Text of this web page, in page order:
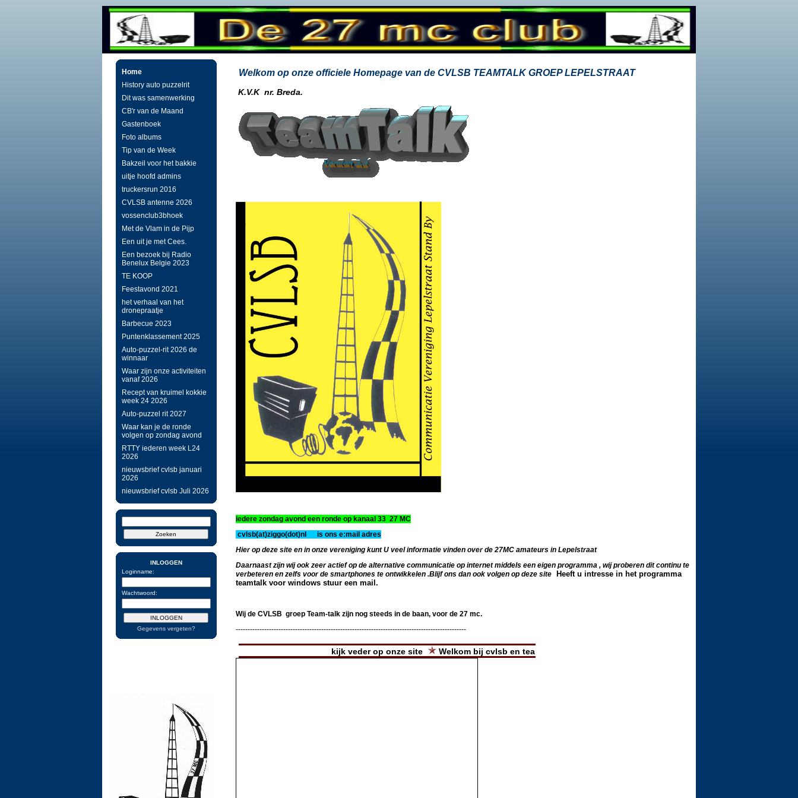
Home
History auto puzzelrit
Dit was samenwerking
CB'r van de Maand
Gastenboek
Foto albums
Tip van de Week
Bakzeil voor het bakkie
uitje hoofd admins
truckersrun 2016
CVLSB antenne 2026
vossenclub3bhoek
Met de Vlam in de Pijp
Een uit je met Cees.
Een bezoek bij Radio
Benelux Belgie 2023
TE KOOP
Feestavond 2021
het verhaal van het
dronepraatje
Barbecue 2023
Puntenklassement 2025
Auto-puzzel-rit 2026 de
winnaar
Waar zijn onze activiteiten
vanaf 2026
Recept van kruimel kokkie
week 24 2026
Auto-puzzel rit 2027
Waar kan je de ronde
volgen op zondag avond
RTTY iederen week L24
2026
nieuwsbrief cvlsb januari
2026
nieuwsbrief cvlsb Juli 2026
INLOGGEN
Loginname:
Wachtwoord:
Gegevens vergeten?
Welkom op onze officiele Homepage van de CVLSB TEAMTALK GROEP LEPELSTRAAT
K.V.K nr. Breda.
iedere zondag avond een ronde op kanaal 33 27 MC
cvlsb(at)ziggo(dot)nl is ons e:mail adres
Hier op deze site en in onze vereniging kunt U veel informatie vinden over de 27MC amateurs in Lepelstraat
Daarnaast zijn wij ook zeer actief op de alternative communicatie op internet middels een eigen programma , wij proberen dit continu te
verbeteren en zelfs voor de smartphones te ontwikkelen .Blijf ons dan ook volgen op deze site Heeft u intresse in het programma
teamtalk voor windows stuur een mail.
Wij de CVLSB groep Team-talk zijn nog steeds in de baan, voor de 27 mc.
-------------------------------------------------------------------------------------------------
kijk veder op onze site Welkom bij cvlsb en team-talk op onze ronde